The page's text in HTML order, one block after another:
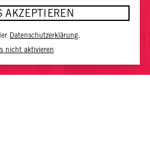
AKZEPTIEREN
Datenschutzerklärung.
nicht aktivieren